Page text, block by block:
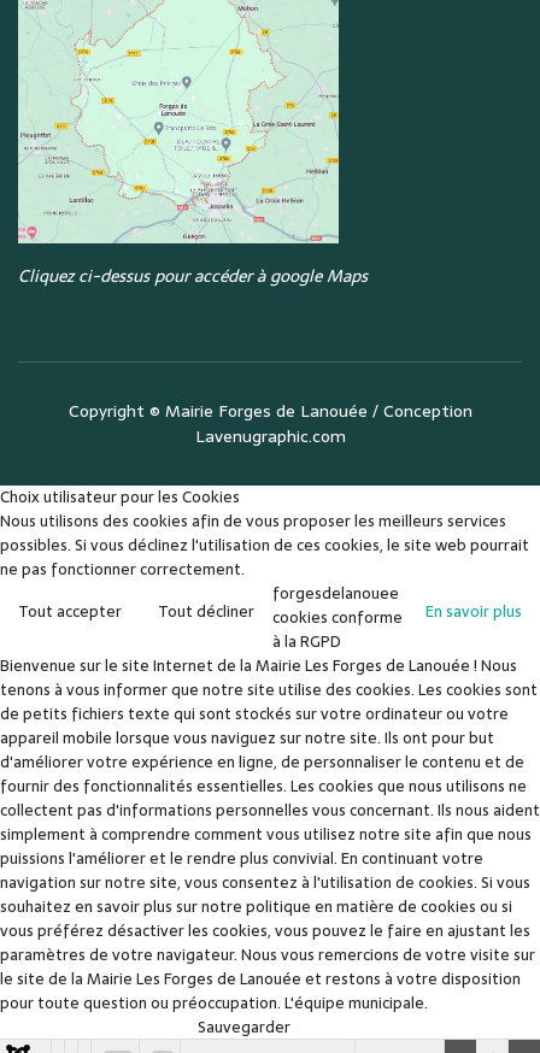
Cliquez ci-dessus pour accéder à google Maps
Copyright © Mairie Forges de Lanouée / Conception
Lavenugraphic.com
Choix utilisateur pour les Cookies
Nous utilisons des cookies afin de vous proposer les meilleurs services
possibles. Si vous déclinez l'utilisation de ces cookies, le site web pourrait
ne pas fonctionner correctement.
Tout accepter
Tout décliner En savoir plus
forgesdelanouee
cookies conforme
à la RGPD
Bienvenue sur le site Internet de la Mairie Les Forges de Lanouée ! Nous
tenons à vous informer que notre site utilise des cookies. Les cookies sont
de petits fichiers texte qui sont stockés sur votre ordinateur ou votre
appareil mobile lorsque vous naviguez sur notre site. Ils ont pour but
d'améliorer votre expérience en ligne, de personnaliser le contenu et de
fournir des fonctionnalités essentielles. Les cookies que nous utilisons ne
collectent pas d'informations personnelles vous concernant. Ils nous aident
simplement à comprendre comment vous utilisez notre site afin que nous
puissions l'améliorer et le rendre plus convivial. En continuant votre
navigation sur notre site, vous consentez à l'utilisation de cookies. Si vous
souhaitez en savoir plus sur notre politique en matière de cookies ou si
vous préférez désactiver les cookies, vous pouvez le faire en ajustant les
paramètres de votre navigateur. Nous vous remercions de votre visite sur
le site de la Mairie Les Forges de Lanouée et restons à votre disposition
pour toute question ou préoccupation. L'équipe municipale.
Accepter
Décliner
Sauvegarder